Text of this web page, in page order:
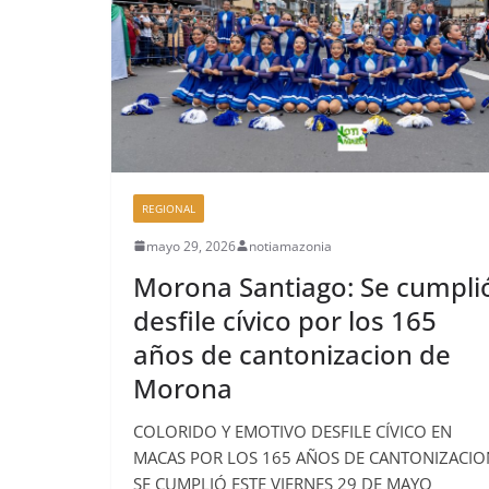
REGIONAL
mayo 29, 2026 notiamazonia
Morona Santiago: Se
desfile cívico por los 165
años de cantonizacion de
Morona
COLORIDO Y EMOTIVO DESFILE CÍVICO EN
MACAS POR LOS 165 AÑOS DE
SE CUMPLIÓ ESTE VIERNES 29 DE MAYO